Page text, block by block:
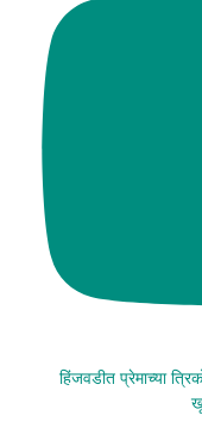
हिंजवडीत प्रेमाच्या